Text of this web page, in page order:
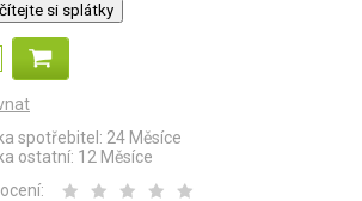
si splátky
spotřebitel: 24 Měsíce
ostatní: 12 Měsíce